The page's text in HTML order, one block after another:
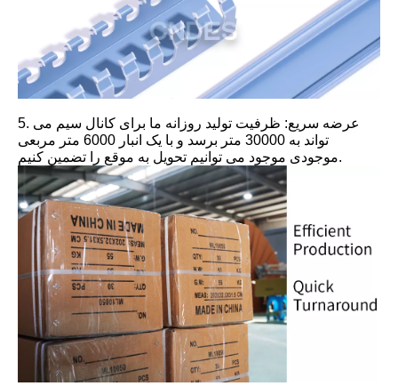
5. عرضه سریع: ظرفیت تولید روزانه ما برای کانال سیم می
تواند به 30000 متر برسد و با یک انبار 6000 متر مربعی
موجودی موجود می توانیم تحویل به موقع را تضمین کنیم.